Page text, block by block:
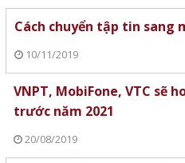
Cách chuyển tập tin sang
10/11/2019
VNPT, MobiFone, VTC sẽ
trước năm 2021
20/08/2019